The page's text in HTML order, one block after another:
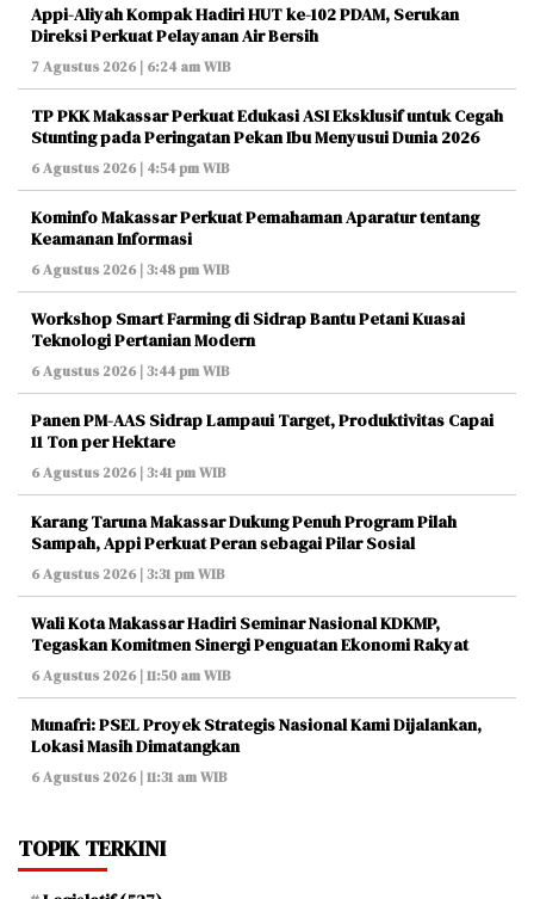
Appi-Aliyah Kompak Hadiri HUT ke-102 PDAM, Serukan
Direksi Perkuat Pelayanan Air Bersih
7 Agustus 2026 | 6:24 am WIB
TP PKK Makassar Perkuat Edukasi ASI Eksklusif untuk Cegah
Stunting pada Peringatan Pekan Ibu Menyusui Dunia 2026
6 Agustus 2026 | 4:54 pm WIB
Kominfo Makassar Perkuat Pemahaman Aparatur tentang
Keamanan Informasi
6 Agustus 2026 | 3:48 pm WIB
Workshop Smart Farming di Sidrap Bantu Petani Kuasai
Teknologi Pertanian Modern
6 Agustus 2026 | 3:44 pm WIB
Panen PM-AAS Sidrap Lampaui Target, Produktivitas Capai
11 Ton per Hektare
6 Agustus 2026 | 3:41 pm WIB
Karang Taruna Makassar Dukung Penuh Program Pilah
Sampah, Appi Perkuat Peran sebagai Pilar Sosial
6 Agustus 2026 | 3:31 pm WIB
Wali Kota Makassar Hadiri Seminar Nasional KDKMP,
Tegaskan Komitmen Sinergi Penguatan Ekonomi Rakyat
6 Agustus 2026 | 11:50 am WIB
Munafri: PSEL Proyek Strategis Nasional Kami Dijalankan,
Lokasi Masih Dimatangkan
6 Agustus 2026 | 11:31 am WIB
TOPIK TERKINI